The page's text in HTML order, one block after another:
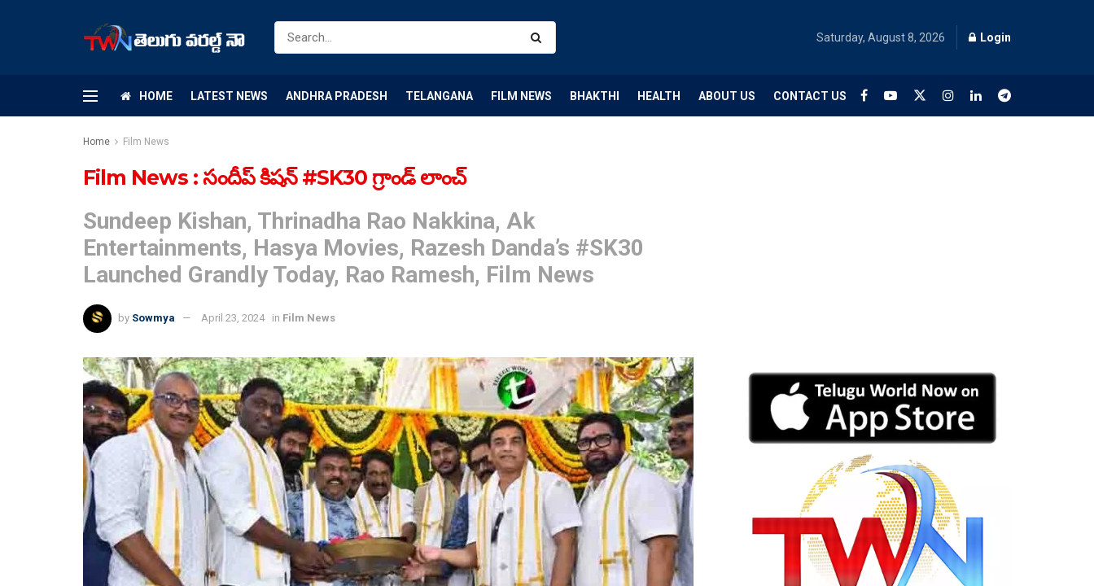
Saturday, August 8, 2026 Login
HOME LATEST NEWS ANDHRA PRADESH TELANGANA FILM NEWS BHAKTHI HEALTH ABOUT US CONTACT US
Home Film News
Film News : సందీప్ కిషన్ #SK30 గ్రాండ్ లాంచ్
Sundeep Kishan, Thrinadha Rao Nakkina, Ak
Entertainments, Hasya Movies, Razesh Danda’s #SK30
Launched Grandly Today, Rao Ramesh, Film News
by Sowmya April 23, 2024 in Film News